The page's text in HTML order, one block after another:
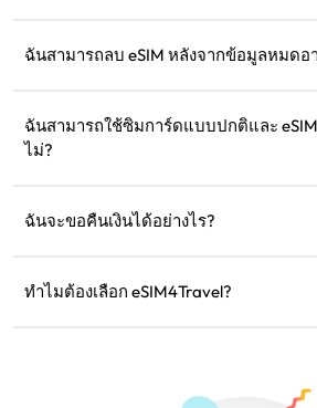
ติดต่อฝ่ายบริการลูกค้าสำหรับการโอนย้าย
ฉันสามารถลบ eSIM หลังจากข้อมูลหมดอ
อนาคตไปยังภูมิภาคเดิม
ฉันสามารถใช้ซิมการ์ดแบบปกติและ
ไม่?
ธรรมเนียมโรมมิ่งเพิ่มเติมจากซิมการ์ดแบ
ฉันจะขอคืนเงินได้อย่างไร?
มีปัญหาทางเทคนิค คุณสามารถขอคืนเงินไ
ทำไมต้องเลือก eSIM4Travel?